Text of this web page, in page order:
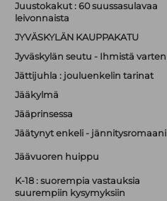
Juustokakut : 60 suussasulavaa
leivonnaista
JYVÄSKYLÄN KAUPPAKATU
Jyväskylän seutu - Ihmistä varten
Jättijuhla : jouluenkelin tarinat
Jääkylmä
Jääprinsessa
Jäätynyt enkeli - jännitysromaani
Jäävuoren huippu
K-18 : suorempia vastauksia
suurempiin kysymyksiin